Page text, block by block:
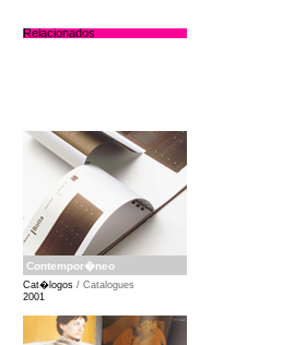
Relacionados
Contempor�neo
Cat�logos / Catalogues
2001